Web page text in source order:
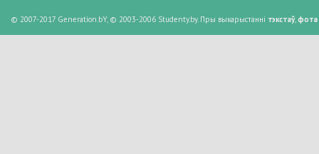
© 2007-2017 Generation.bY, © 2003-2006 Studenty.by. Пры выкарыстанні тэкстаў, фота